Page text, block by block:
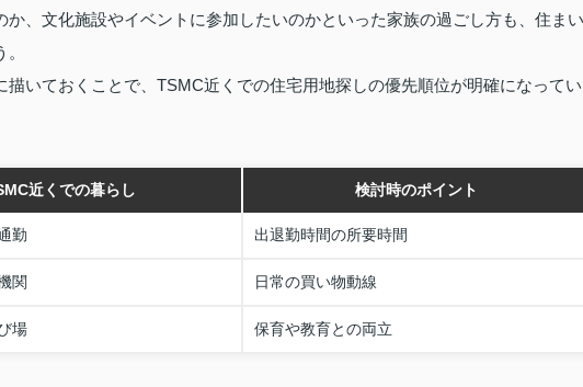
か、文化施設やイベントに参加したいのかといった家族の過ごし方も、住まい
いておくことで、TSMC近くでの住宅用地探しの優先順位が明確になってい
近くでの暮らし 検討時のポイント
勤 出退勤時間の所要時間
関 日常の買い物動線
場 保育や教育との両立